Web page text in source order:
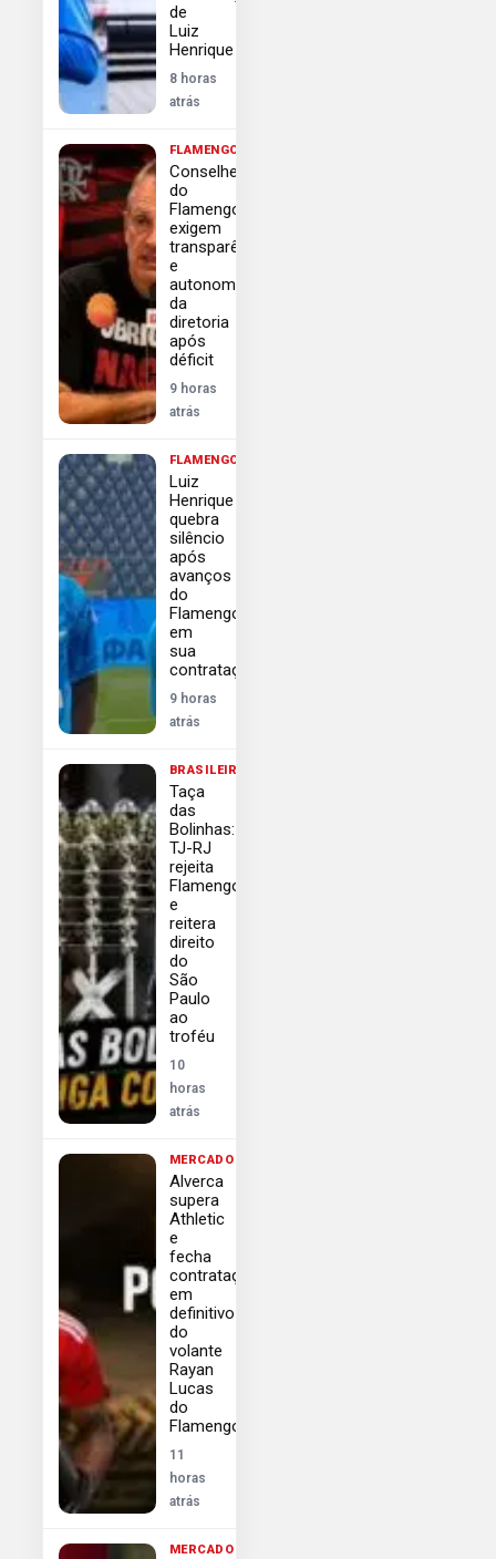
de
Luiz
Henrique
8 horas
atrás
FLAMENGO
Conselheiros
do
Flamengo
exigem
transparência
e
autonomia
da
diretoria
após
déficit
9 horas
atrás
FLAMENGO
Luiz
Henrique
quebra
silêncio
após
avanços
do
Flamengo
em
sua
contratação
9 horas
atrás
BRASILEIRÃO
Taça
das
Bolinhas:
TJ-RJ
rejeita
Flamengo
e
reitera
direito
do
São
Paulo
ao
troféu
10
horas
atrás
MERCADO
Alverca
supera
Athletic
e
fecha
contratação
em
definitivo
do
volante
Rayan
Lucas
do
Flamengo
11
horas
atrás
MERCADO